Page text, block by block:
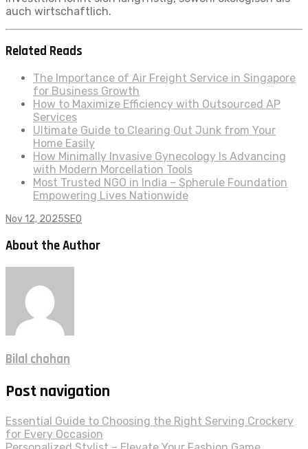
auch wirtschaftlich.
Related Reads
The Importance of Air Freight Service in Singapore
for Business Growth
How to Maximize Efficiency with Outsourced AP
Services
Ultimate Guide to Clearing Out Junk from Your
Home Easily
How Minimally Invasive Gynecology Is Advancing
with Modern Morcellation Tools
Most Trusted NGO in India – Spherule Foundation
Empowering Lives Nationwide
Nov 12, 2025SEO
About the Author
Bilal chohan
Post navigation
Essential Guide to Choosing the Right Serving Crockery
for Every Occasion